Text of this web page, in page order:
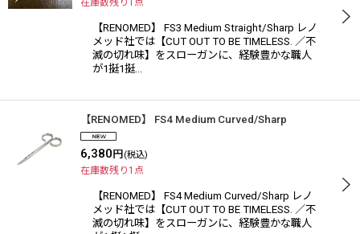
在庫数残り1点
【RENOMED】 FS3 Medium Straight/Sharp レノ
メッド社では【CUT OUT TO BE TIMELESS. ／不
滅の切れ味】をスローガンに、経験豊かな職人
が1挺1挺…
【RENOMED】 FS4 Medium Curved/Sharp
6,380 円 (税込)
在庫数残り1点
【RENOMED】 FS4 Medium Curved/Sharp レノ
メッド社では【CUT OUT TO BE TIMELESS. ／不
滅の切れ味】をスローガンに、経験豊かな職人